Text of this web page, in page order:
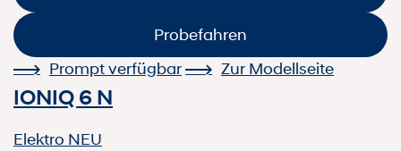
Probefahren
Prompt verfügbar
Zur Modellseite
IONIQ 6 N
Elektro NEU